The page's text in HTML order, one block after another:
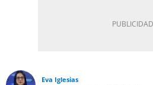
Eva Iglesias